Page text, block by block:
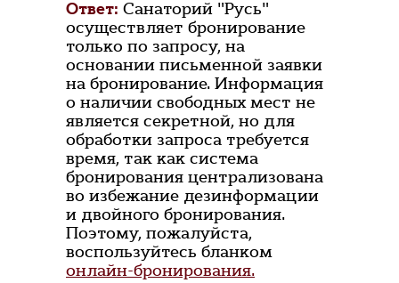
Ответ: Санаторий "Русь"
осуществляет бронирование
только по запросу, на
основании письменной заявки
на бронирование. Информация
о наличии свободных мест не
является секретной, но для
обработки запроса требуется
время, так как система
бронирования централизована
во избежание дезинформации
и двойного бронирования.
Поэтому, пожалуйста,
воспользуйтесь бланком
онлайн-бронирования.